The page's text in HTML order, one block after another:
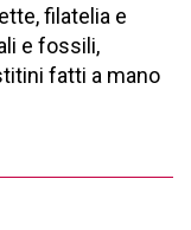
filatelia e
e fossili,
fatti a mano